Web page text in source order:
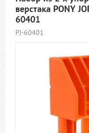
верстака PONY
60401
PJ-60401